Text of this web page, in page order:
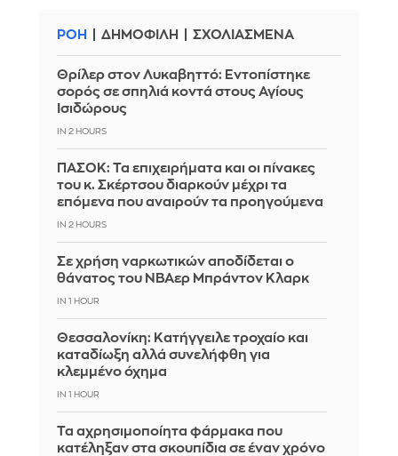
ΡΟΗ ΔΗΜΟΦΙΛΗ ΣΧΟΛΙΑΣΜΕΝΑ
Θρίλερ στον Λυκαβηττό: Εντοπίστηκε
σορός σε σπηλιά κοντά στους Αγίους
Ισιδώρους
IN 2 HOURS
ΠΑΣΟΚ: Τα επιχειρήματα και οι πίνακες
του κ. Σκέρτσου διαρκούν μέχρι τα
επόμενα που αναιρούν τα προηγούμενα
IN 2 HOURS
Σε χρήση ναρκωτικών αποδίδεται ο
θάνατος του ΝΒΑερ Μπράντον Κλαρκ
IN 1 HOUR
Θεσσαλονίκη: Κατήγγειλε τροχαίο και
καταδίωξη αλλά συνελήφθη για
κλεμμένο όχημα
IN 1 HOUR
Τα αχρησιμοποίητα φάρμακα που
κατέληξαν στα σκουπίδια σε έναν χρόνο